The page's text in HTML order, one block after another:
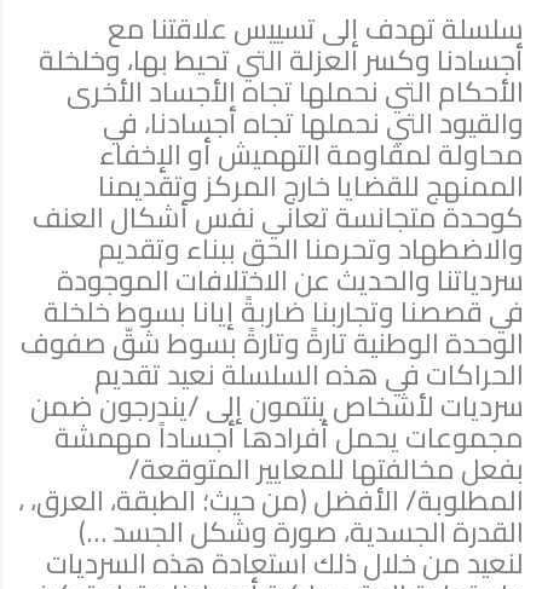
سلسلة تهدف إلى تسييس علاقتنا مع
أجسادنا وكسر العزلة التي تحيط بها، وخلخلة
الأحكام التي نحملها تجاه الأجساد الأخرى
والقيود التي نحملها تجاه أجسادنا، في
محاولة لمقاومة التهميش أو الإخفاء
الممنهج للقضايا خارج المركز وتقديمنا
كوحدة متجانسة تعاني نفس أشكال العنف
والاضطهاد وتحرمنا الحق ببناء وتقديم
سردياتنا والحديث عن الاختلافات الموجودة
في قصصنا وتجاربنا ضاربةً إيانا بسوط خلخلة
الوحدة الوطنية تارةً وتارةً بسوط شقّ صفوف
الحراكات في هذه السلسلة نعيد تقديم
سرديات لأشخاص ينتمون إلى /يندرجون ضمن
مجموعات يحمل أفرادها أجساداً مهمشة
بفعل مخالفتها للمعايير المتوقعة/
المطلوبة/ الأفضل (من حيث؛ الطبقة، العرق، ،
القدرة الجسدية، صورة وشكل الجسد …)
لنعيد من خلال ذلك استعادة هذه السرديات